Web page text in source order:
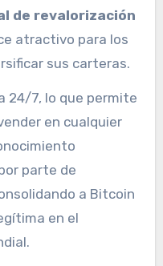
de revalorización
atractivo para los
sus carteras.
24/7, lo que permite
en cualquier
parte de
a Bitcoin
en el